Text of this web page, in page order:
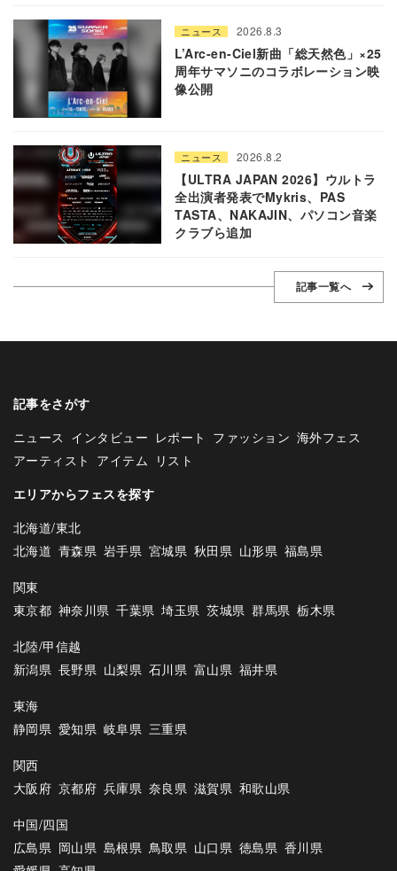
ニュース 2026.8.3
L’Arc-en-Ciel新曲「総天然色」×25
周年サマソニのコラボレーション映
像公開
ニュース 2026.8.2
【ULTRA JAPAN 2026】ウルトラ
全出演者発表でMykris、PAS
TASTA、NAKAJIN、パソコン音楽
クラブら追加
記事一覧へ
記事をさがす
ニュース インタビュー レポート ファッション 海外フェス
アーティスト アイテム
リスト
エリアからフェスを探す
北海道/東北
北海道 青森県 岩手県 宮城県 秋田県 山形県 福島県
関東
東京都 神奈川県 千葉県 埼玉県 茨城県 群馬県 栃木県
北陸/甲信越
新潟県 長野県 山梨県 石川県 富山県 福井県
東海
静岡県 愛知県 岐阜県 三重県
関西
大阪府 京都府 兵庫県 奈良県 滋賀県 和歌山県
中国/四国
広島県 岡山県 島根県 鳥取県 山口県 徳島県 香川県